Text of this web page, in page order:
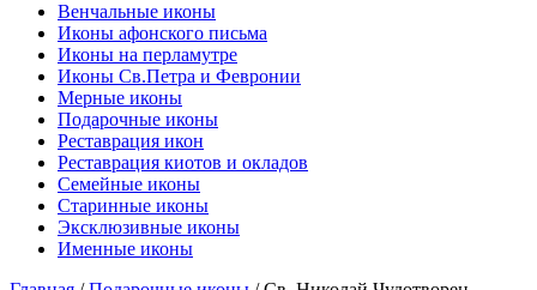
Венчальные иконы
Иконы афонского письма
Иконы на перламутре
Иконы Св.Петра и Февронии
Мерные иконы
Подарочные иконы
Реставрация икон
Реставрация киотов и окладов
Семейные иконы
Старинные иконы
Эксклюзивные иконы
Именные иконы